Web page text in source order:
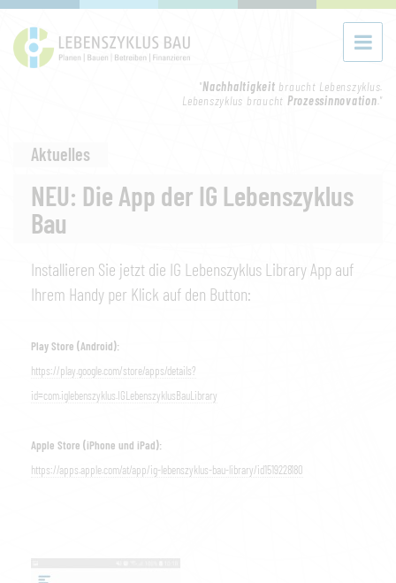
"Nachhaltigkeit braucht Lebenszyklus.
Lebenszyklus braucht Prozessinnovation."
Aktuelles
NEU: Die App der IG Lebenszyklus
Bau
Installieren Sie jetzt die IG Lebenszyklus Library App auf
Ihrem Handy per Klick auf den Button:
Play Store (Android):
https://play.google.com/store/apps/details?
id=com.iglebenszyklus.IGLebenszyklusBauLibrary
Apple Store (iPhone und iPad):
https://apps.apple.com/at/app/ig-lebenszyklus-bau-library/id1519228180